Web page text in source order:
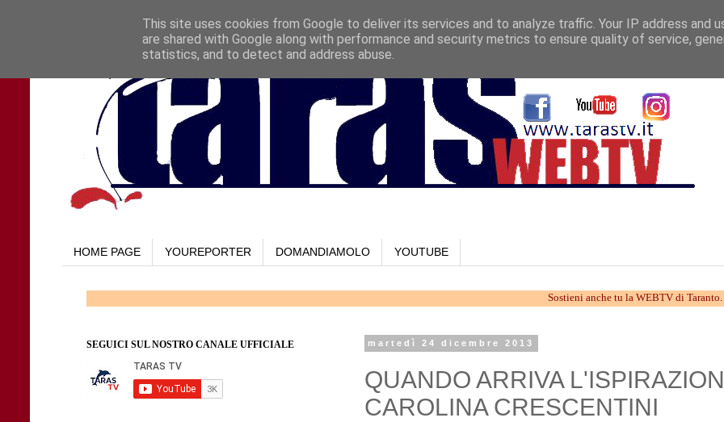
HOME PAGE YOUREPORTER DOMANDIAMOLO YOUTUBE
Sostieni anche tu la WEBTV di Taranto.
martedì 24 dicembre 2013
QUANDO ARRIVA
CAROLINA CRESCENTINI
SEGUICI SUL NOSTRO CANALE UFFICIALE
This site uses cookies from Google to deliver its services and to analyze traffic. Your IP address and
are shared with Google along with performance and security metrics to ensure quality of service,
statistics, and to detect and address abuse.